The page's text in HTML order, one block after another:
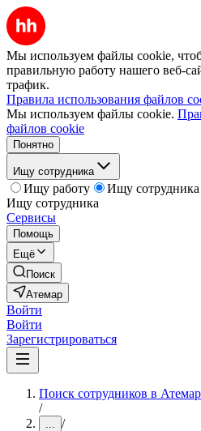
Мы используем файлы cookie,
правильную работу нашего веб-
трафик.
Правила использования файлов
Мы используем файлы cookie.
файлов cookie
Понятно
Ищу сотрудника
Ищу работу
Ищу сотрудника
Ищу сотрудника
Сервисы
Помощь
Ещё
Поиск
Атемар
Войти
Войти
Зарегистрироваться
Поиск сотрудников в
/
... /